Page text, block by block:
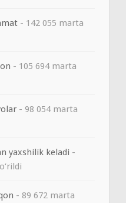
- 142 055 marta
- 105 694 marta
- 98 054 marta
yaxshilik keladi -
- 89 672 marta